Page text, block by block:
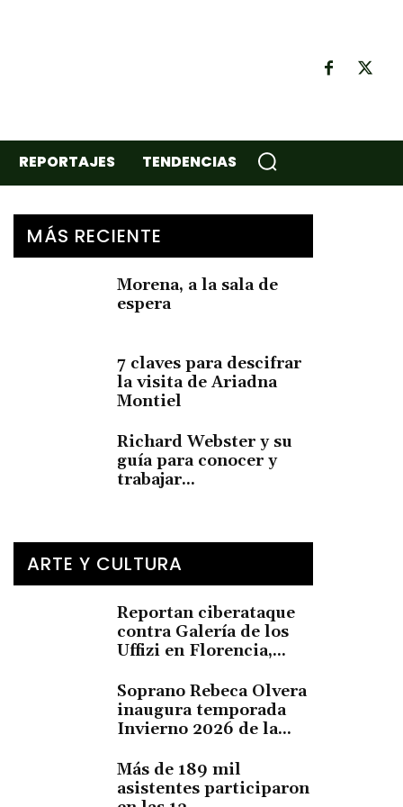
REPORTAJES TENDENCIAS
MÁS RECIENTE
Morena, a la sala de
espera
7 claves para descifrar
la visita de Ariadna
Montiel
Richard Webster y su
guía para conocer y
trabajar...
ARTE Y CULTURA
Reportan ciberataque
contra Galería de los
Uffizi en Florencia,...
Soprano Rebeca Olvera
inaugura temporada
Invierno 2026 de la...
Más de 189 mil
asistentes participaron